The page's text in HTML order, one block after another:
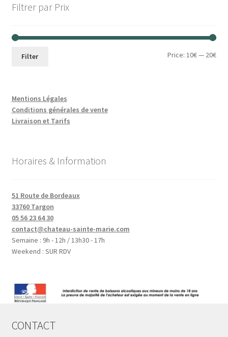
Filtrer par Prix
Min
Max
Filter Price:10€— 20€
Mentions Légales
Conditions générales de vente
Livraison et Tarifs
Horaires & Information
51 Route de Bordeaux
33760 Targon
05 56 23 64 30
contact@chateau-sainte-marie.com
Semaine : 9h - 12h / 13h30 - 17h
Weekend : SUR RDV
CONTACT